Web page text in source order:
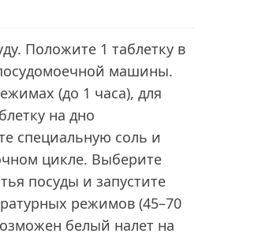
Положите 1 таблетку в
машины.
(до 1 часа), для
на дно
специальную соль и
цикле. Выберите
посуды и запустите
режимов (45–70
белый налет на